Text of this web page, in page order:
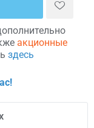
акционные
здесь